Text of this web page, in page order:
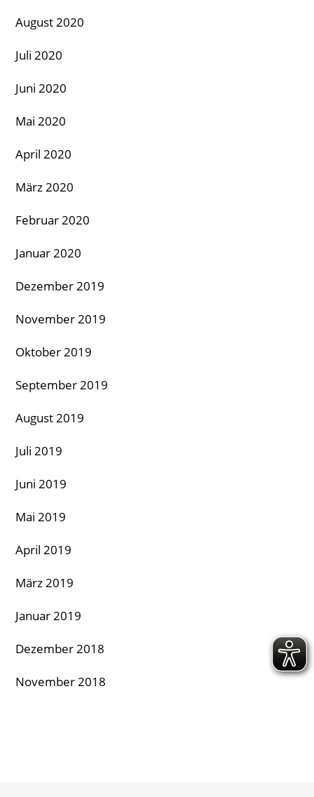
August 2020
Juli 2020
Juni 2020
Mai 2020
April 2020
März 2020
Februar 2020
Januar 2020
Dezember 2019
November 2019
Oktober 2019
September 2019
August 2019
Juli 2019
Juni 2019
Mai 2019
April 2019
März 2019
Januar 2019
Dezember 2018
November 2018